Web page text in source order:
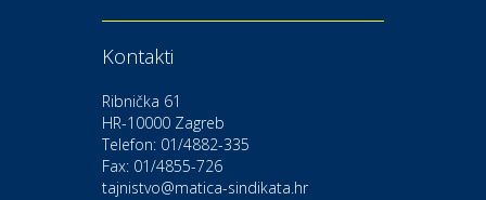
Moda i ljepota
Gastro
Hotel Bunčić Vrbovec
Kontakti
Ribnička 61
HR-10000 Zagreb
Telefon: 01/4882-335
Fax: 01/4855-726
tajnistvo@matica-sindikata.hr